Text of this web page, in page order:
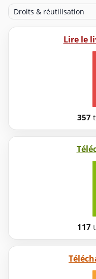
Droits & réutilisation
Lire le
357
117